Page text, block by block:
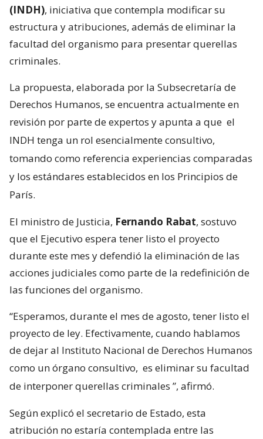
(INDH), iniciativa que contempla modificar su
estructura y atribuciones, además de eliminar la
facultad del organismo para presentar querellas
criminales.
La propuesta, elaborada por la Subsecretaría de
Derechos Humanos, se encuentra actualmente en
revisión por parte de expertos y apunta a que el
INDH tenga un rol esencialmente consultivo,
tomando como referencia experiencias comparadas
y los estándares establecidos en los Principios de
París.
El ministro de Justicia, Fernando Rabat, sostuvo
que el Ejecutivo espera tener listo el proyecto
durante este mes y defendió la eliminación de las
acciones judiciales como parte de la redefinición de
las funciones del organismo.
“Esperamos, durante el mes de agosto, tener listo el
proyecto de ley. Efectivamente, cuando hablamos
de dejar al Instituto Nacional de Derechos Humanos
como un órgano consultivo, es eliminar su facultad
de interponer querellas criminales ”, afirmó.
Según explicó el secretario de Estado, esta
atribución no estaría contemplada entre las